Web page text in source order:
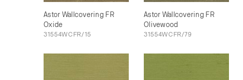
Astor Wallcovering FR
Oxide
31554WCFR/15
Astor Wallcovering FR
Olivewood
31554WCFR/79